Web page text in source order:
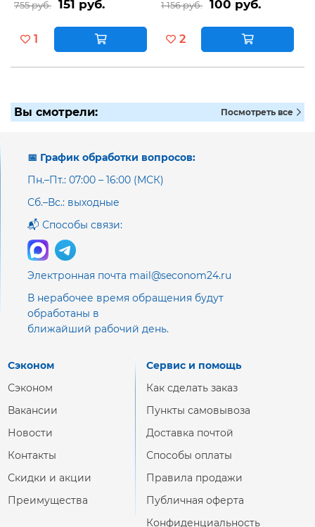
755 руб. 151 руб.
1
1 156 руб. 100 руб.
2
Вы смотрели: Посмотреть все
📅 График обработки вопросов:
Пн.–Пт.: 07:00 – 16:00 (МСК)
Сб.–Вс.: выходные
📬 Способы связи:
Электронная почта mail@seconom24.ru
В нерабочее время обращения будут
обработаны в
ближайший рабочий день.
Сэконом
Сэконом
Вакансии
Новости
Контакты
Скидки и акции
Преимущества
Сервис и помощь
Как сделать заказ
Пункты самовывоза
Доставка почтой
Способы оплаты
Правила продажи
Публичная оферта
Конфиденциальность